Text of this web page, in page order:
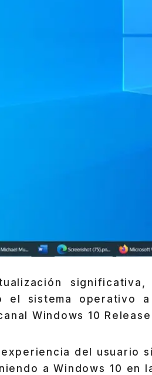
significativa,
el sistema operativo
Windows 10
del usuario
a Windows 10 en